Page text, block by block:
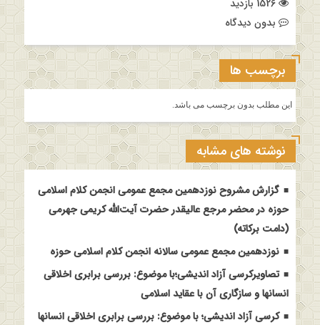
بدون دیدگاه
برچسب ها
این مطلب بدون برچسب می باشد.
نوشته های مشابه
گزارش مشروح نوزدهمین مجمع عمومی انجمن کلام اسلامی
حوزه در محضر مرجع عالیقدر حضرت آیت‌الله کریمی جهرمی
(دامت برکاته)
نوزدهمین مجمع عمومی سالانه انجمن کلام اسلامی حوزه
تصاویرکرسی آزاد اندیشی؛با موضوع: بررسی برابری اخلاقی
انسانها و سازگاری آن با عقاید اسلامی
کرسی آزاد اندیشی؛ با موضوع: بررسی برابری اخلاقی انسانها